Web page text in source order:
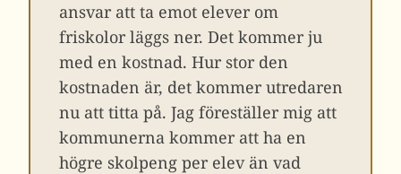
ansvar att ta emot elever om
friskolor läggs ner. Det kommer ju
med en kostnad. Hur stor den
kostnaden är, det kommer utredaren
nu att titta på. Jag föreställer mig att
kommunerna kommer att ha en
högre skolpeng per elev än vad